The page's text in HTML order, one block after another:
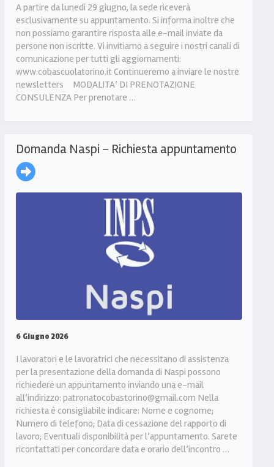
A partire da lunedì 29 giugno, la sede riceverà
esclusivamente su appuntamento. Si informa inoltre che
non possiamo garantire risposta alle e-mail inviate da
persone non iscritte. Vi invitiamo a seguire i nostri canali di
comunicazione per tutti gli aggiornamenti:
www.cobascuolatorino.it Continueremo a inviare le nostre
newsletters MODALITA’ DI PRENOTAZIONE
CONSULENZA Per prenotare …
Domanda Naspi – Richiesta appuntamento
6 Giugno 2026
I lavoratori e le lavoratrici che necessitano di assistenza
per la presentazione della domanda di Naspi possono
richiedere un appuntamento inviando una e-mail
all’indirizzo: patronatocobastorino@gmail.com Nella
richiesta è consigliabile indicare: Nome e cognome;
Numero di telefono; Data di cessazione del rapporto di
lavoro; Eventuali disponibilità per l’appuntamento. Sarete
ricontattati per concordare data e orario dell’incontro …